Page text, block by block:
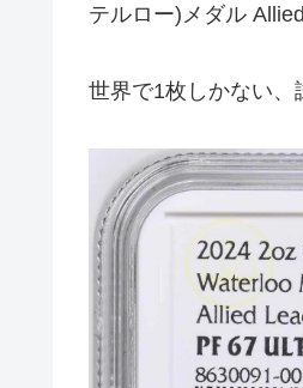
テルロー)メダル
世界で1枚しかない、